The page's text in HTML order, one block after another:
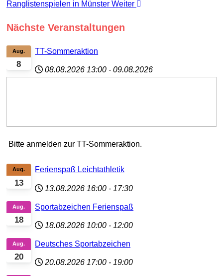
Ranglistenspielen in Münster Weiter
Nächste Veranstaltungen
8
Aug. TT-Sommeraktion
08.08.2026 13:00 - 09.08.2026
Bitte anmelden zur TT-Sommeraktion.
13
Aug. Ferienspaß Leichtathletik
13.08.2026 16:00 - 17:30
18
Aug. Sportabzeichen Ferienspaß
18.08.2026 10:00 - 12:00
20
Aug. Deutsches Sportabzeichen
20.08.2026 17:00 - 19:00